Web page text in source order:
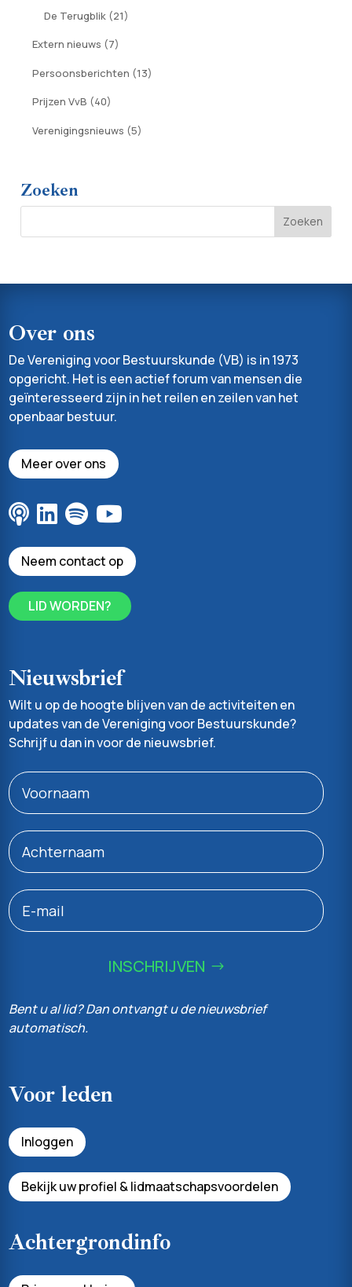
De Terugblik (21)
Extern nieuws (7)
Persoonsberichten (13)
Prijzen VvB (40)
Verenigingsnieuws (5)
Zoeken
Over ons
De Vereniging voor Bestuurskunde (VB) is in 1973
opgericht. Het is een actief forum van mensen die
geïnteresseerd zijn in het reilen en zeilen van het
openbaar bestuur.
Meer over ons
Neem contact op
LID WORDEN?
Nieuwsbrief
Wilt u op de hoogte blijven van de activiteiten en
updates van de Vereniging voor Bestuurskunde?
Schrijf u dan in voor de nieuwsbrief.
INSCHRIJVEN
Bent u al lid? Dan ontvangt u de nieuwsbrief
automatisch.
Voor leden
Inloggen
Bekijk uw profiel & lidmaatschapsvoordelen
Achtergrondinfo